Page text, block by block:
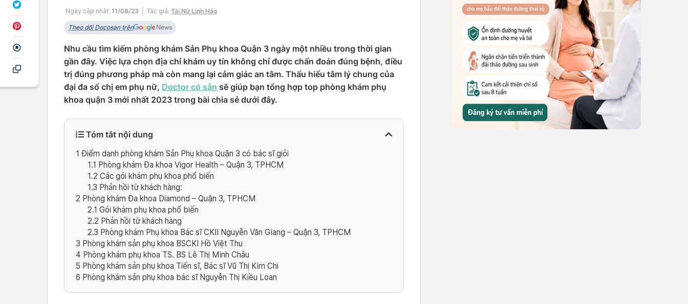
Ngày cập nhật: 11/08/23 Tác giả: Tài Nữ Linh Hảo
Theo dõi Docosan trên
Nhu cầu tìm kiếm phòng khám Sản Phụ khoa Quận 3 ngày một nhiều trong thời gian
gần đây. Việc lựa chọn địa chỉ khám uy tín không chỉ được chẩn đoán đúng bệnh, điều
trị đúng phương pháp mà còn mang lại cảm giác an tâm. Thấu hiểu tâm lý chung của
đại đa số chị em phụ nữ, Doctor có sẵn sẽ giúp bạn tổng hợp top phòng khám phụ
khoa quận 3 mới nhất 2023 trong bài chia sẻ dưới đây.
Tóm tắt nội dung
1 Điểm danh phòng khám Sản Phụ khoa Quận 3 có bác sĩ giỏi
1.1 Phòng khám Đa khoa Vigor Health – Quận 3, TPHCM
1.2 Các gói khám phụ khoa phổ biến
1.3 Phản hồi từ khách hàng:
2 Phòng khám Đa khoa Diamond – Quận 3, TPHCM
2.1 Gói khám phụ khoa phổ biến
2.2 Phản hồi từ khách hàng
2.3 Phòng khám Phụ khoa Bác sĩ CKII Nguyễn Văn Giang – Quận 3, TPHCM
3 Phòng khám sản phụ khoa BSCKI Hồ Việt Thu
4 Phòng khám phụ khoa TS. BS Lê Thị Minh Châu
5 Phòng khám sản phụ khoa Tiến sĩ, Bác sĩ Vũ Thị Kim Chi
6 Phòng khám sản phụ khoa bác sĩ Nguyễn Thị Kiều Loan